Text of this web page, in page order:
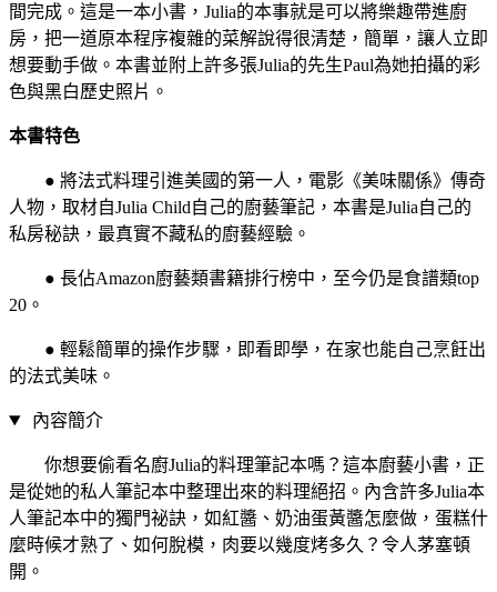
間完成。這是一本小書，Julia的本事就是可以將樂趣帶進廚
房，把一道原本程序複雜的菜解說得很清楚，簡單，讓人立即
想要動手做。本書並附上許多張Julia的先生Paul為她拍攝的彩
色與黑白歷史照片。
本書特色
● 將法式料理引進美國的第一人，電影《美味關係》傳奇
人物，取材自Julia Child自己的廚藝筆記，本書是Julia自己的
私房秘訣，最真實不藏私的廚藝經驗。
● 長佔Amazon廚藝類書籍排行榜中，至今仍是食譜類top
20。
● 輕鬆簡單的操作步驟，即看即學，在家也能自己烹飪出
的法式美味。
內容簡介
你想要偷看名廚Julia的料理筆記本嗎？這本廚藝小書，正
是從她的私人筆記本中整理出來的料理絕招。內含許多Julia本
人筆記本中的獨門祕訣，如紅醬、奶油蛋黃醬怎麼做，蛋糕什
麼時候才熟了、如何脫模，肉要以幾度烤多久？令人茅塞頓
開。